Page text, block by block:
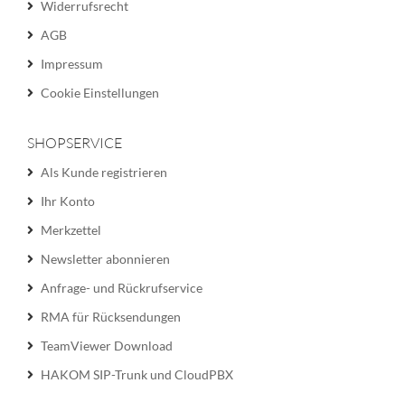
Widerrufsrecht
AGB
Impressum
Cookie Einstellungen
SHOPSERVICE
Als Kunde registrieren
Ihr Konto
Merkzettel
Newsletter abonnieren
Anfrage- und Rückrufservice
RMA für Rücksendungen
TeamViewer Download
HAKOM SIP-Trunk und CloudPBX